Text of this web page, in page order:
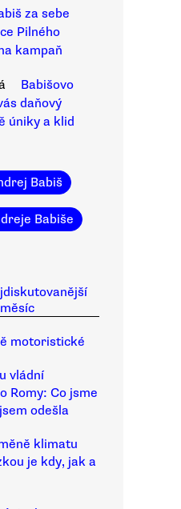
za sebe
Pilného
kampaň
Babišovo
daňový
úniky a klid
Babiš
Babiše
měsíc
motoristické
vládní
Romy: Co jsme
odešla
klimatu
je kdy, jak a